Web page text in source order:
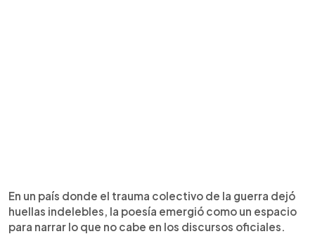
En un país donde el trauma colectivo de la guerra dejó
huellas indelebles, la poesía emergió como un espacio
para narrar lo que no cabe en los discursos oficiales.